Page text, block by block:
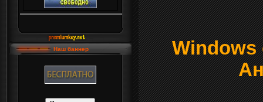
Наш баннер
Windows